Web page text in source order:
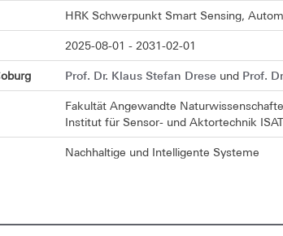
HRK Schwerpunkt Smart Sensing,
2025-08-01 - 2031-02-01
Prof. Dr. Klaus Stefan Drese und Prof.
Fakultät Angewandte
Institut für Sensor- und Aktortechnik ISAT
Nachhaltige und Intelligente Systeme